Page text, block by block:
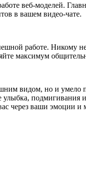
веб-моделей.
в вашем видео-чате.
работе. Никому
максимум
видом, но и
через ваши эмоции и